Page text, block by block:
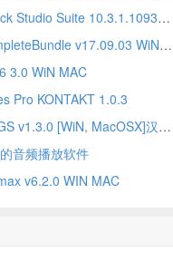
音乐制作软件 录音混音后期制作 n-Track Studio Suite 10.3.1.10935 WIN MAC
音频插件合集 MeldaProduction MCompleteBundle v17.09.03 WiN MAC
3.0 WiN MAC
Pro KONTAKT 1.0.3
UJAM Symphonic Elements STRIIIINGS v1.3.0 [WiN, MacOSX]汉斯季默 现代弦乐合奏音源
音频播放软件
v6.2.0 WIN MAC